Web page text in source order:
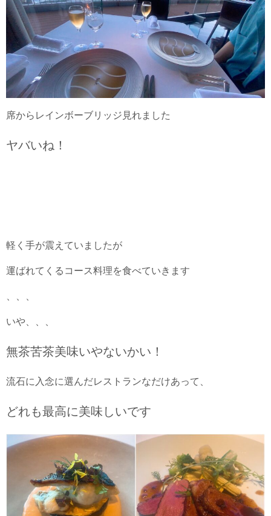
席からレインボーブリッジ見れました
ヤバいね！
軽く手が震えていましたが
運ばれてくるコース料理を食べていきます
いや、、、
無茶苦茶美味いやないかい！
流石に入念に選んだレストランなだけあって、
どれも最高に美味しいです